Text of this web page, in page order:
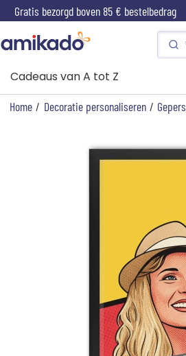
Gratis bezorgd boven 85 € bestelbedrag
Cadeaus van A tot Z
Home / Decoratie personaliseren /